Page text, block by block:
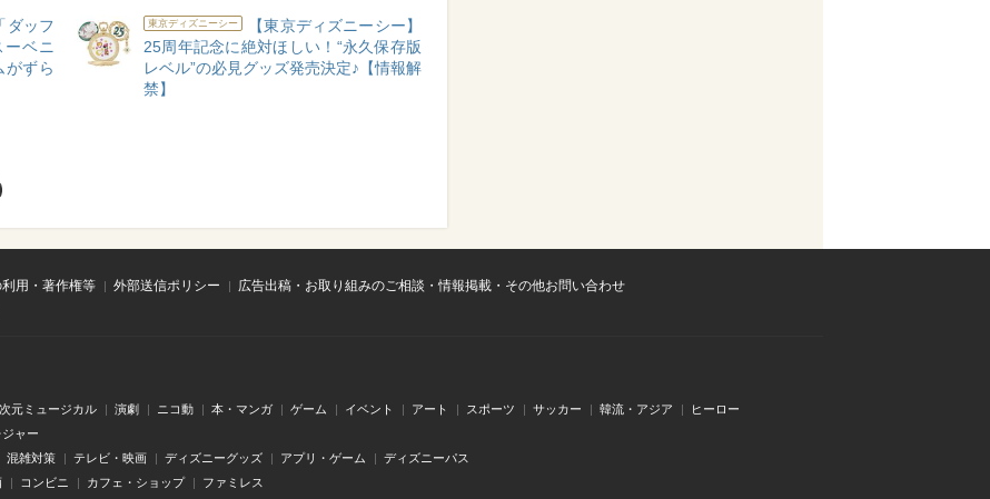
ダッフ
ベニ
がずら
東京ディズニーシー
【東京ディズニーシー】
25周年記念に絶対ほしい！“永久保存版
レベル”の必見グッズ発売決定♪【情報解
禁】
用・著作権等 外部送信ポリシー
広告出稿・お取り組みのご相談・情報掲載・その他お問い合わせ
元ミュージカル 演劇 ニコ動 本・マンガ ゲーム イベント アート スポーツ サッカー 韓流・アジア ヒーロー
ャー
混雑対策 テレビ・映画 ディズニーグッズ アプリ・ゲーム ディズニーパス
コンビニ カフェ・ショップ ファミレス